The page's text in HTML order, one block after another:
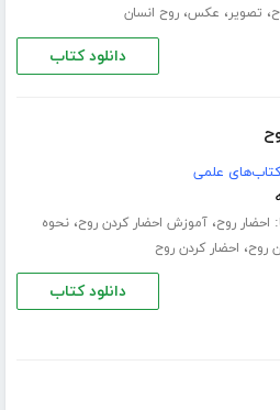
، تصویر، عکس،روح انسان
دانلود کتاب
علمی
احضار روح،آموزش احضار کردن روح،نحوه
روح، احضار کردن روح
دانلود کتاب